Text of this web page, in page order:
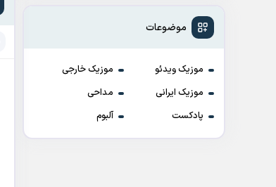
موضوعات
موزیک ویدئو
موزیک خارجی
موزیک ایرانی
مداحی
پادکست
آلبوم